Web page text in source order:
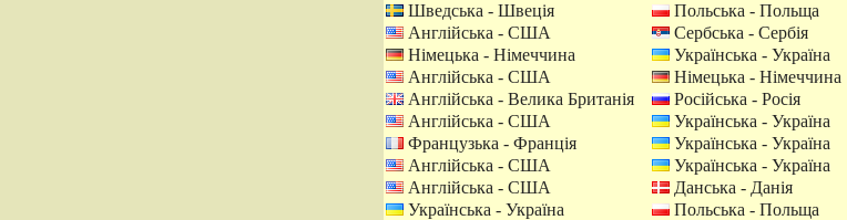
Шведська - Швеція
Польська - Польща
Англійська - США
Сербська - Сербія
Німецька - Німеччина
Українська - Україна
Англійська - США
Німецька - Німеччина
Англійська - Велика Британія
Російська - Росія
Англійська - США
Українська - Україна
Французька - Франція
Українська - Україна
Англійська - США
Українська - Україна
Англійська - США
Данська - Данія
Українська - Україна
Польська - Польща